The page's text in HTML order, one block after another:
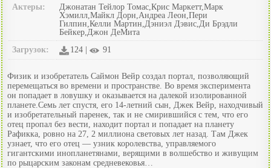
Актеры:
Джонатан Тейлор Томас,Крис Маркетт,Марк
Хэмилл,Майкл Дорн,Андреа Леон,Пери
Гилпин,Келли Мартин,Дэниэл Дэвис,Ди Брэдли
Бейкер,Джон ДеМита
Загрузок:
124 | 91
Физик и изобретатель Саймон Вейр создал портал, позволяющий
перемещаться во времени и пространстве. Во время эксперимента
он попадает в ловушку и оказывается на далекой изолированной
планете.Семь лет спустя, его 14-летний сын, Джек Вейр, находчивый
и изобретательный паренек, так и не смирившийся с тем, что его
отец пропал без вести, находит портал и попадает на планету
Рафикка, ровно на 27, 2 миллиона световых лет назад. Там Джек
узнает, что его отец — узник королевства, управляемого
гигантскими инопланетянами, верящими в волшебство и живущим
по рыцарским законам средневековья…